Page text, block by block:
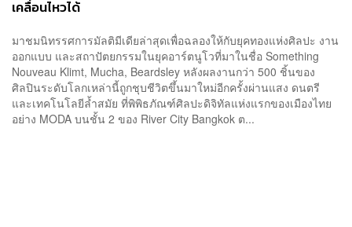
เคลื่อนไหวได้
มาชมนิทรรศการมัลติมีเดียล่าสุดเพื่อฉลองให้กับยุคทองแห่งศิลปะ งาน
ออกแบบ และสถาปัตยกรรมในยุคอาร์ตนูโวที่มาในชื่อ Something
Nouveau Klimt, Mucha, Beardsley หลังผลงานกว่า 500 ชิ้นของ
ศิลปินระดับโลกเหล่านี้ถูกชุบชีวิตขึ้นมาใหม่อีกครั้งผ่านแสง ดนตรี
และเทคโนโลยีล้ำสมัย ที่พิพิธภัณฑ์ศิลปะดิจิทัลแห่งแรกของเมืองไทย
อย่าง MODA บนชั้น 2 ของ River City Bangkok ต...